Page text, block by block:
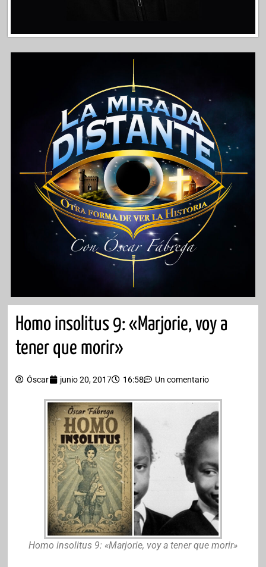
Homo insolitus 9: «Marjorie, voy a
tener que morir»
Óscar junio 20, 2017 16:58 Un comentario
Homo insolitus 9: «Marjorie, voy a tener que morir»